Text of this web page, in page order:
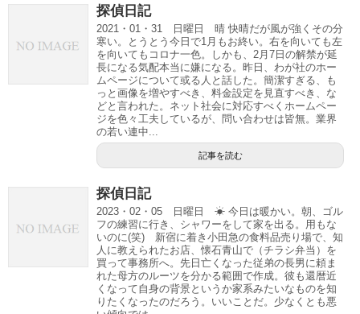
探偵日記
2021・01・31 日曜日 晴 快晴だが風が強くその分
寒い。とうとう今日で1月もお終い。右を向いても左
を向いてもコロナ一色。しかも、2月7日の解禁が延
長になる気配本当に嫌になる。昨日、わが社のホー
ムページについて或る人と話した。簡潔すぎる、も
っと画像を増やすべき、料金設定を見直すべき、な
どと言われた。ネット社会に対応すべくホームペー
ジを色々工夫しているが、問い合わせは皆無。業界
の若い連中...
記事を読む
探偵日記
2023・02・05 日曜日 ☀ 今日は暖かい。朝、ゴル
フの練習に行き、シャワーをして家を出る。用もな
いのに(笑) 新宿に着き小田急の食料品売り場で、知
人に教えられたお店、懐石青山で（チラシ弁当）を
買って事務所へ。先日亡くなった従弟の長男に頼ま
れた母方のルーツを分かる範囲で作成。彼も還暦近
くなって自身の背景というか家系みたいなものを知
りたくなったのだろう。いいことだ。少なくとも悪